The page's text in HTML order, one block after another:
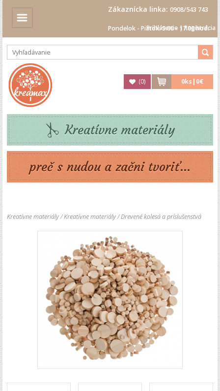
Zákaznícka linka: 0908/543 743
Pondelok - Piatok: 9.00 - 17.00 hod.
Prihlásenie|Registrácia
(0) 0ks| 0€
Kreatívne materiály
preč s nudou a začni tvoriť...
Kreatívne materiály/Kreatívne materiály/Drevené kolesá a príslušenstvá